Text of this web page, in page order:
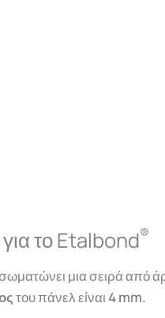
το Etalbond®
μια σειρά από
του πάνελ είναι 4 mm.